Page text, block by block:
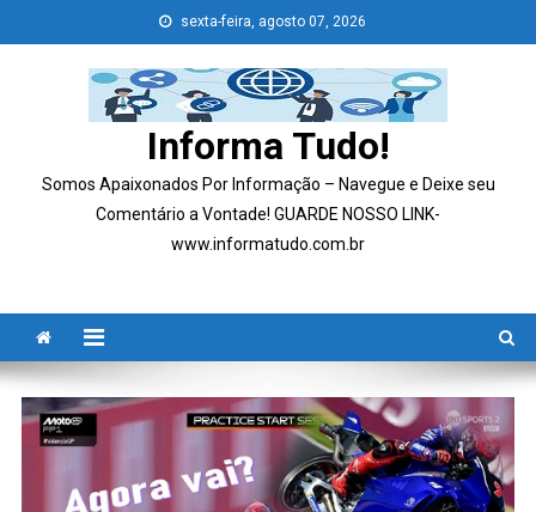
to
sexta-feira, agosto 07, 2026
Informa Tudo!
Somos Apaixonados Por Informação – Navegue e Deixe seu
Comentário a Vontade! GUARDE NOSSO LINK-
www.informatudo.com.br